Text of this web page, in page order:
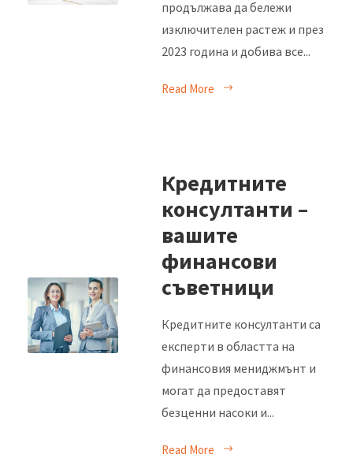
продължава да бележи
изключителен растеж и през
2023 година и добива все...
Read More
Кредитните
консултанти –
вашите
финансови
съветници
Кредитните консултанти са
експерти в областта на
финансовия мениджмънт и
могат да предоставят
безценни насоки и...
Read More